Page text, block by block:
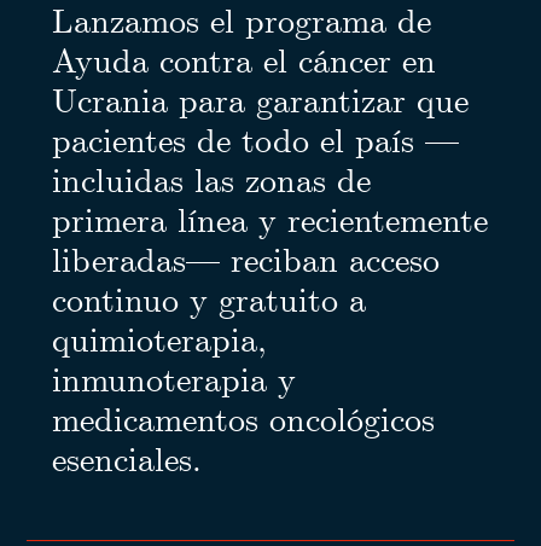
Lanzamos el programa de
Ayuda contra el cáncer en
Ucrania para garantizar que
pacientes de todo el país —
incluidas las zonas de
primera línea y recientemente
liberadas— reciban acceso
continuo y gratuito a
quimioterapia,
inmunoterapia y
medicamentos oncológicos
esenciales.